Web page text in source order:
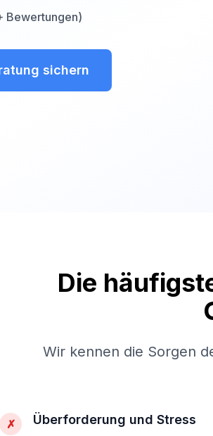
Bewertungen)
sichern
Die
Wir kennen die Sorgen
✗ Überforderung und Stress